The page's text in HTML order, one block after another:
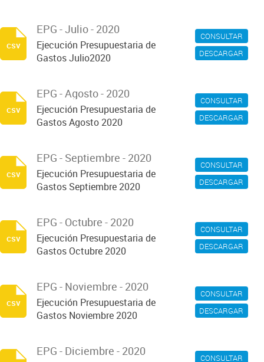
CONSULTAR
DESCARGAR
EPG - Julio - 2020
Ejecución Presupuestaria de
Gastos Julio2020
csv
CONSULTAR
DESCARGAR
EPG - Agosto - 2020
Ejecución Presupuestaria de
Gastos Agosto 2020
csv
CONSULTAR
DESCARGAR
EPG - Septiembre - 2020
Ejecución Presupuestaria de
Gastos Septiembre 2020
csv
CONSULTAR
DESCARGAR
EPG - Octubre - 2020
Ejecución Presupuestaria de
Gastos Octubre 2020
csv
CONSULTAR
DESCARGAR
EPG - Noviembre - 2020
Ejecución Presupuestaria de
Gastos Noviembre 2020
csv
CONSULTAR
EPG - Diciembre - 2020